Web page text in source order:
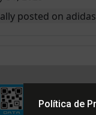
posted on
Política de